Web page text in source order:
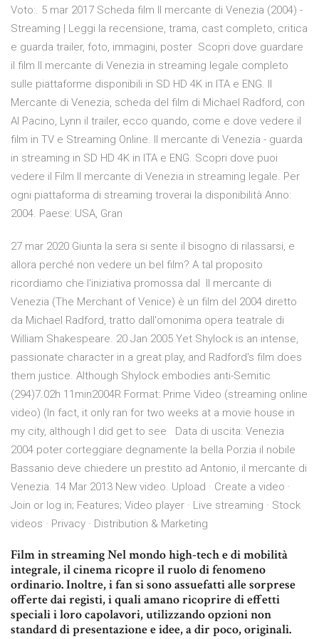
Voto:. 5 mar 2017 Scheda film Il mercante di Venezia (2004) -
Streaming | Leggi la recensione, trama, cast completo, critica
e guarda trailer, foto, immagini, poster Scopri dove guardare
il film Il mercante di Venezia in streaming legale completo
sulle piattaforme disponibili in SD HD 4K in ITA e ENG. Il
Mercante di Venezia, scheda del film di Michael Radford, con
Al Pacino, Lynn il trailer, ecco quando, come e dove vedere il
film in TV e Streaming Online. Il mercante di Venezia - guarda
in streaming in SD HD 4K in ITA e ENG. Scopri dove puoi
vedere il Film Il mercante di Venezia in streaming legale. Per
ogni piattaforma di streaming troverai la disponibilità Anno:
2004. Paese: USA, Gran
27 mar 2020 Giunta la sera si sente il bisogno di rilassarsi, e
allora perché non vedere un bel film? A tal proposito
ricordiamo che l'iniziativa promossa dal Il mercante di
Venezia (The Merchant of Venice) è un film del 2004 diretto
da Michael Radford, tratto dall'omonima opera teatrale di
William Shakespeare. 20 Jan 2005 Yet Shylock is an intense,
passionate character in a great play, and Radford's film does
them justice. Although Shylock embodies anti-Semitic
(294)7.02h 11min2004R Format: Prime Video (streaming online
video) (In fact, it only ran for two weeks at a movie house in
my city, although I did get to see Data di uscita: Venezia
2004 poter corteggiare degnamente la bella Porzia il nobile
Bassanio deve chiedere un prestito ad Antonio, il mercante di
Venezia. 14 Mar 2013 New video. Upload · Create a video ·
Join or log in; Features; Video player · Live streaming · Stock
videos · Privacy · Distribution & Marketing
Film in streaming Nel mondo high-tech e di mobilità
integrale, il cinema ricopre il ruolo di fenomeno
ordinario. Inoltre, i fan si sono assuefatti alle sorprese
offerte dai registi, i quali amano ricoprire di effetti
speciali i loro capolavori, utilizzando opzioni non
standard di presentazione e idee, a dir poco, originali.